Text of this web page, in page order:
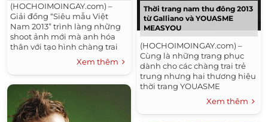
(HOCHOIMOINGAY.com) –
Giải đồng “Siêu mẫu Việt
Nam 2013” trình làng những
shoot ảnh mới mà anh hóa
thân với tạo hình chàng trai
nổi loạn, cá tính và không
kém phần quyến rũ.Võ...
Xem thêm
Thời trang nam thu đông 2013
từ Galliano và YOUASME
MEASYOU
(HOCHOIMOINGAY.com) –
Cùng là những trang phục
dành cho các chàng trai trẻ
trung nhưng hai thương hiệu
thời trang YOUASME
MEASYOU và Galliano đã
mang tới những trang phục
mang hai phong cách...
Xem thêm